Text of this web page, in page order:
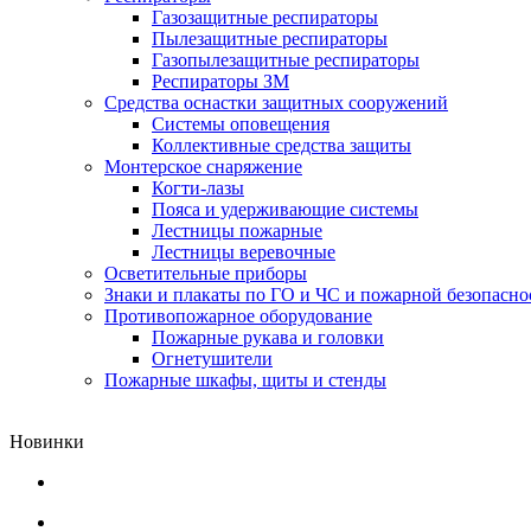
Газозащитные респираторы
Пылезащитные респираторы
Газопылезащитные респираторы
Респираторы ЗМ
Средства оснастки защитных сооружений
Системы оповещения
Коллективные средства защиты
Монтерское снаряжение
Когти-лазы
Пояса и удерживающие системы
Лестницы пожарные
Лестницы веревочные
Осветительные приборы
Знаки и плакаты по ГО и ЧС и пожарной
Противопожарное оборудование
Пожарные рукава и головки
Огнетушители
Пожарные шкафы, щиты и стенды
Новинки